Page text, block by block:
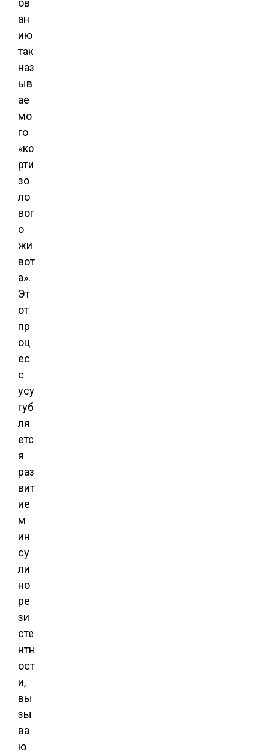
ов
ан
ию
так
наз
ыв
ае
мо
го
«ко
рти
зо
ло
вог
о
жи
вот
а».
Эт
от
пр
оц
ес
с
усу
губ
ля
етс
я
раз
вит
ие
м
ин
су
ли
но
ре
зи
сте
нтн
ост
и,
вы
зы
ва
ю